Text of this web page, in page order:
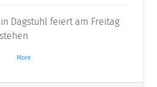
Dagstuhl feiert am Freitag
More